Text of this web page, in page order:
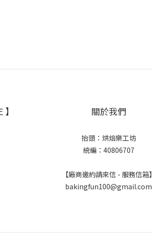
關於我們
抬頭：烘焙樂工坊
統編：40806707
【廠商邀約請來信 - 服務信箱】
bakingfun100@gmail.com